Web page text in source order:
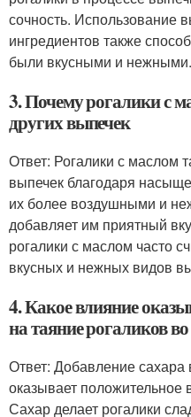
сочность. Использование
ингредиентов также
были вкусными и нежными.
3. Почему рогалики с
других выпечек
Ответ: Рогалики с маслом
выпечек благодаря
их более воздушными и
добавляет им приятный
рогалики с маслом часто
вкусных и нежных видов
4. Какое влияние
на таяние рогаликов
Ответ: Добавление сахара
оказывает положительное
Сахар делает рогалики